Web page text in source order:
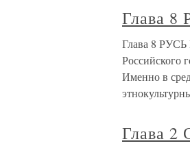
Глава
Глава 8
Российского
Именно в
Глава 2